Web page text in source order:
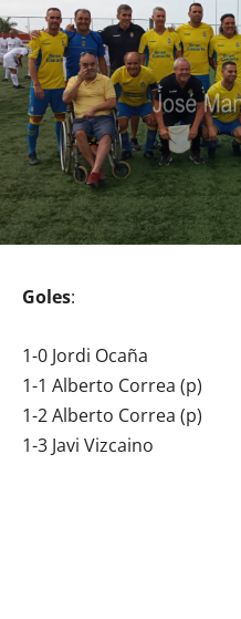
Goles:
1-0 Jordi Ocaña
1-1 Alberto Correa (p)
1-2 Alberto Correa (p)
1-3 Javi Vizcaino